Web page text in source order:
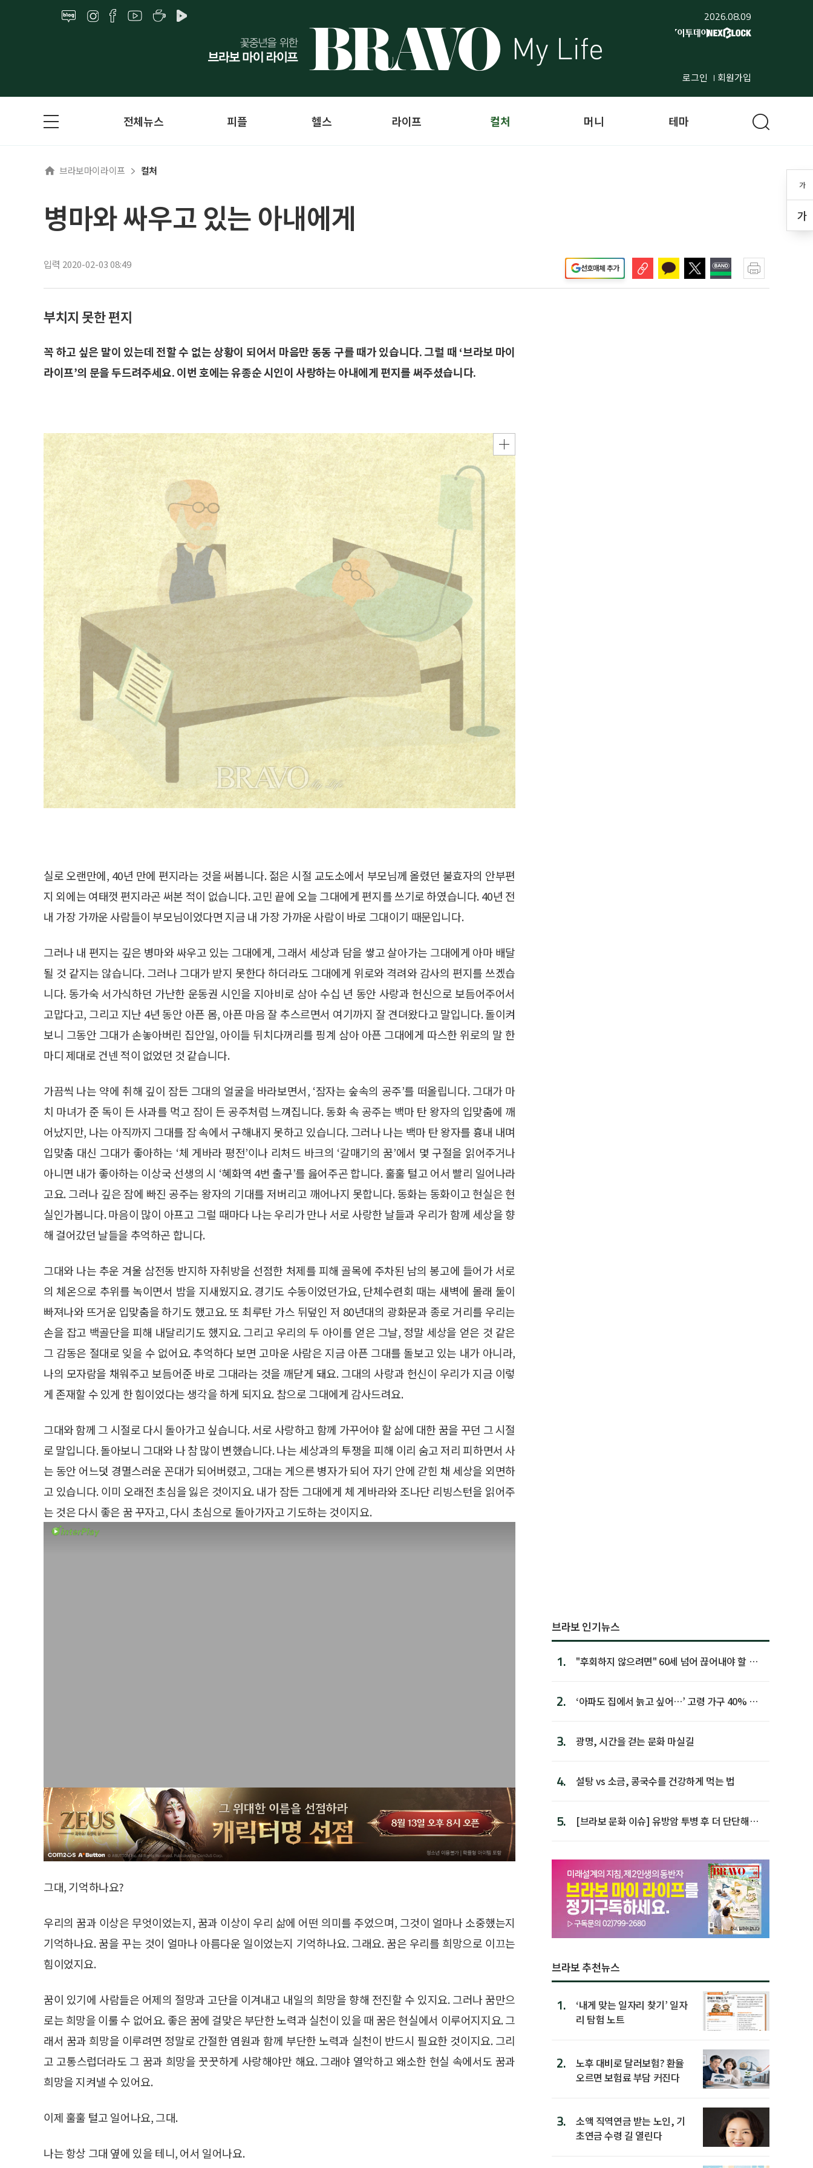
2026.08.09
로그인 회원가입
가
가
전체뉴스 피플 헬스 라이프 컬처 머니 테마
브라보마이라이프 컬처
병마와 싸우고 있는 아내에게
입력 2020-02-03 08:49 선호매체 추가
부치지 못한 편지
꼭 하고 싶은 말이 있는데 전할 수 없는 상황이 되어서 마음만 동동 구를 때가 있습니다. 그럴 때 ‘브라보 마이
라이프’의 문을 두드려주세요. 이번 호에는 유종순 시인이 사랑하는 아내에게 편지를 써주셨습니다.
실로 오랜만에, 40년 만에 편지라는 것을 써봅니다. 젊은 시절 교도소에서 부모님께 올렸던 불효자의 안부편
지 외에는 여태껏 편지라곤 써본 적이 없습니다. 고민 끝에 오늘 그대에게 편지를 쓰기로 하였습니다. 40년 전
내 가장 가까운 사람들이 부모님이었다면 지금 내 가장 가까운 사람이 바로 그대이기 때문입니다.
그러나 내 편지는 깊은 병마와 싸우고 있는 그대에게, 그래서 세상과 담을 쌓고 살아가는 그대에게 아마 배달
될 것 같지는 않습니다. 그러나 그대가 받지 못한다 하더라도 그대에게 위로와 격려와 감사의 편지를 쓰겠습
니다. 동가숙 서가식하던 가난한 운동권 시인을 지아비로 삼아 수십 년 동안 사랑과 헌신으로 보듬어주어서
고맙다고, 그리고 지난 4년 동안 아픈 몸, 아픈 마음 잘 추스르면서 여기까지 잘 견뎌왔다고 말입니다. 돌이켜
보니 그동안 그대가 손놓아버린 집안일, 아이들 뒤치다꺼리를 핑계 삼아 아픈 그대에게 따스한 위로의 말 한
마디 제대로 건넨 적이 없었던 것 같습니다.
가끔씩 나는 약에 취해 깊이 잠든 그대의 얼굴을 바라보면서, ‘잠자는 숲속의 공주’를 떠올립니다. 그대가 마
치 마녀가 준 독이 든 사과를 먹고 잠이 든 공주처럼 느껴집니다. 동화 속 공주는 백마 탄 왕자의 입맞춤에 깨
어났지만, 나는 아직까지 그대를 잠 속에서 구해내지 못하고 있습니다. 그러나 나는 백마 탄 왕자를 흉내 내며
입맞춤 대신 그대가 좋아하는 ‘체 게바라 평전’이나 리처드 바크의 ‘갈매기의 꿈’에서 몇 구절을 읽어주거나
아니면 내가 좋아하는 이상국 선생의 시 ‘혜화역 4번 출구’를 읊어주곤 합니다. 훌훌 털고 어서 빨리 일어나라
고요. 그러나 깊은 잠에 빠진 공주는 왕자의 기대를 저버리고 깨어나지 못합니다. 동화는 동화이고 현실은 현
실인가봅니다. 마음이 많이 아프고 그럴 때마다 나는 우리가 만나 서로 사랑한 날들과 우리가 함께 세상을 향
해 걸어갔던 날들을 추억하곤 합니다.
그대와 나는 추운 겨울 삼전동 반지하 자취방을 선점한 처제를 피해 골목에 주차된 남의 봉고에 들어가 서로
의 체온으로 추위를 녹이면서 밤을 지새웠지요. 경기도 수동이었던가요, 단체수련회 때는 새벽에 몰래 둘이
빠져나와 뜨거운 입맞춤을 하기도 했고요. 또 최루탄 가스 뒤덮인 저 80년대의 광화문과 종로 거리를 우리는
손을 잡고 백골단을 피해 내달리기도 했지요. 그리고 우리의 두 아이를 얻은 그날, 정말 세상을 얻은 것 같은
그 감동은 절대로 잊을 수 없어요. 추억하다 보면 고마운 사람은 지금 아픈 그대를 돌보고 있는 내가 아니라,
나의 모자람을 채워주고 보듬어준 바로 그대라는 것을 깨닫게 돼요. 그대의 사랑과 헌신이 우리가 지금 이렇
게 존재할 수 있게 한 힘이었다는 생각을 하게 되지요. 참으로 그대에게 감사드려요.
그대와 함께 그 시절로 다시 돌아가고 싶습니다. 서로 사랑하고 함께 가꾸어야 할 삶에 대한 꿈을 꾸던 그 시절
로 말입니다. 돌아보니 그대와 나 참 많이 변했습니다. 나는 세상과의 투쟁을 피해 이리 숨고 저리 피하면서 사
는 동안 어느덧 경멸스러운 꼰대가 되어버렸고, 그대는 게으른 병자가 되어 자기 안에 갇힌 채 세상을 외면하
고 있습니다. 이미 오래전 초심을 잃은 것이지요. 내가 잠든 그대에게 체 게바라와 조나단 리빙스턴을 읽어주
는 것은 다시 좋은 꿈 꾸자고, 다시 초심으로 돌아가자고 기도하는 것이지요.
그대, 기억하나요?
우리의 꿈과 이상은 무엇이었는지, 꿈과 이상이 우리 삶에 어떤 의미를 주었으며, 그것이 얼마나 소중했는지
기억하나요. 꿈을 꾸는 것이 얼마나 아름다운 일이었는지 기억하나요. 그래요. 꿈은 우리를 희망으로 이끄는
힘이었지요.
꿈이 있기에 사람들은 어제의 절망과 고단을 이겨내고 내일의 희망을 향해 전진할 수 있지요. 그러나 꿈만으
로는 희망을 이룰 수 없어요. 좋은 꿈에 걸맞은 부단한 노력과 실천이 있을 때 꿈은 현실에서 이루어지지요. 그
래서 꿈과 희망을 이루려면 정말로 간절한 염원과 함께 부단한 노력과 실천이 반드시 필요한 것이지요. 그리
고 고통스럽더라도 그 꿈과 희망을 꿋꿋하게 사랑해야만 해요. 그래야 열악하고 왜소한 현실 속에서도 꿈과
희망을 지켜낼 수 있어요.
이제 훌훌 털고 일어나요, 그대.
나는 항상 그대 옆에 있을 테니, 어서 일어나요.
브라보 인기뉴스
1.
"후회하지 않으려면" 60세 넘어 끊어내야 할 사
2.
‘아파도 집에서 늙고 싶어…’ 고령 가구 40% 노
3. 광명, 시간을 걷는 문화 마실길
4. 설탕 vs 소금, 콩국수를 건강하게 먹는 법
5.
[브라보 문화 이슈] 유방암 투병 후 더 단단해진
브라보 추천뉴스
1.
‘내게 맞는 일자리 찾기’ 일자
리 탐험 노트
2.
노후 대비로 달러보험? 환율
오르면 보험료 부담 커진다
3.
소액 직역연금 받는 노인, 기
초연금 수령 길 열린다